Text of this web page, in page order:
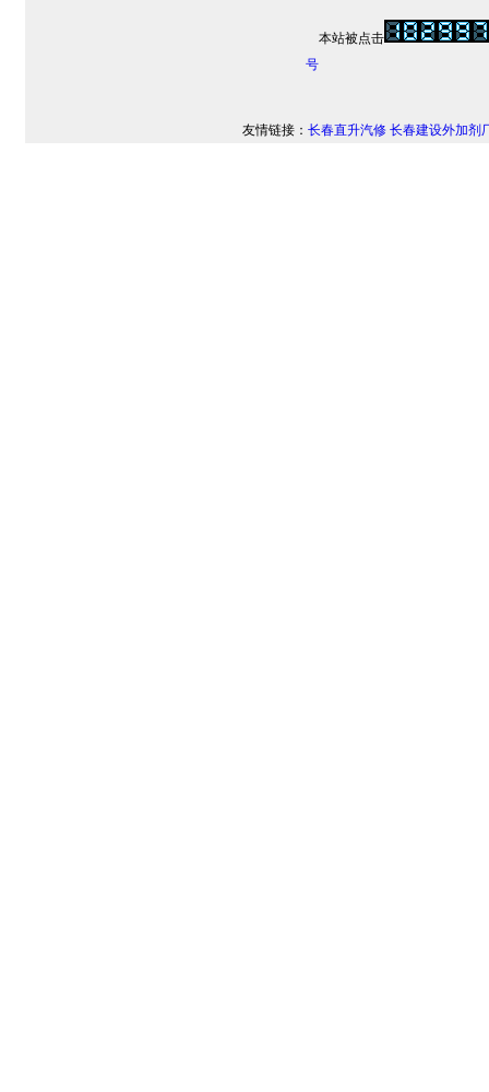
本站被点击
号
友情链接： 长春直升汽修 长春建设外加剂